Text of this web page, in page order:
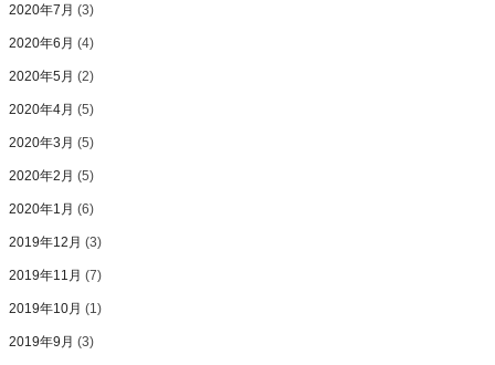
2020年7月 (3)
2020年6月 (4)
2020年5月 (2)
2020年4月 (5)
2020年3月 (5)
2020年2月 (5)
2020年1月 (6)
2019年12月 (3)
2019年11月 (7)
2019年10月 (1)
2019年9月 (3)